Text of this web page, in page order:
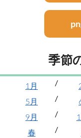
季節
1月
5月
9月
春